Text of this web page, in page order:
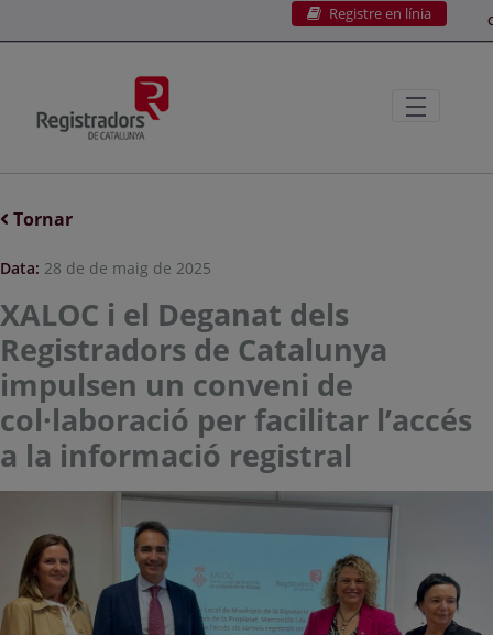
Registre en línia
Tornar
Data: 28 de de maig de 2025
XALOC i el Deganat dels
Registradors de Catalunya
impulsen un conveni de
col·laboració per facilitar l’accés
a la informació registral